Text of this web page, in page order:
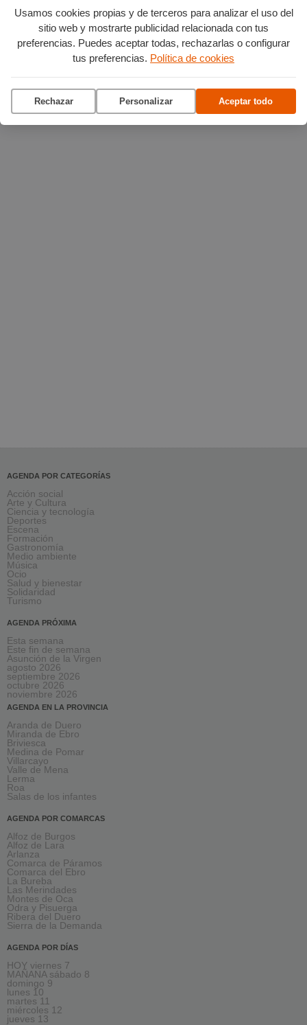
Usamos cookies propias y de terceros para analizar el uso del
sitio web y mostrarte publicidad relacionada con tus
preferencias. Puedes aceptar todas, rechazarlas o configurar
tus preferencias. Política de cookies
Rechazar Personalizar Aceptar todo
Proximamente...
Ciclo de Cine sobre voluntariado y solidaridad
AGENDA POR CATEGORÍAS
Acción social
Arte y Cultura
Ciencia y tecnología
Deportes
Escena
Formación
Gastronomía
Medio ambiente
Música
Ocio
Salud y bienestar
Solidaridad
Turismo
AGENDA PRÓXIMA
Esta semana
Este fin de semana
Asunción de la Virgen
agosto 2026
septiembre 2026
octubre 2026
noviembre 2026
AGENDA EN LA PROVINCIA
Aranda de Duero
Miranda de Ebro
Briviesca
Medina de Pomar
Villarcayo
Valle de Mena
Lerma
Roa
Salas de los infantes
AGENDA POR COMARCAS
Alfoz de Burgos
Alfoz de Lara
Arlanza
Comarca de Páramos
Comarca del Ebro
La Bureba
Las Merindades
Montes de Oca
Odra y Pisuerga
Ribera del Duero
Sierra de la Demanda
AGENDA POR DÍAS
HOY viernes 7
MAÑANA sábado 8
domingo 9
lunes 10
martes 11
miércoles 12
jueves 13